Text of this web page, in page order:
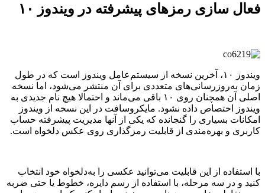
فعال سازی رمزهای پیشرفته در ویندوز ۱۰
ویندوز ۱۰، آخرین نسخه از سیستم‌عامل ویندوز است که در طول
زمان به‌روزرسانی‌های متعددی برای آن منتشر می‌شود، اما نسخه
اصلی آن همچنان روی ۱۰ باقی می‌ماند و احتمالا هیچ نام جدیدی به
ویندوز اختصاص داده نشود. مایکروسافت در این نسخه از ویندوز
امکانات بسیاری را گنجانده که یکی از آنها مدیریت پیشرفته حساب
کاربری و بهره‌مندی از قابلیت رمزگذاری روی عکس دلخواه است.
با استفاده از این قابلیت می‌توانید عکسی را به‌دلخواه خود انتخاب
کنید و در سه مرحله، با استفاده از رسم دایره، خطوط یا حتی ضربه